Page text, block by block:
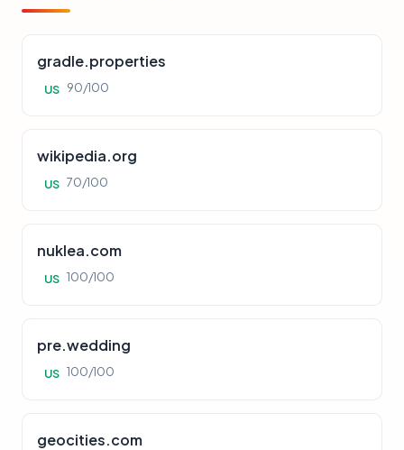
gradle.properties
US 90/100
wikipedia.org
US 70/100
nuklea.com
US 100/100
pre.wedding
US 100/100
geocities.com